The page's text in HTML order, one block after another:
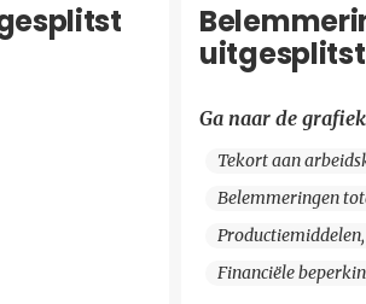
Ga naar de
Tekort aan
Belemmeringen
Financiële